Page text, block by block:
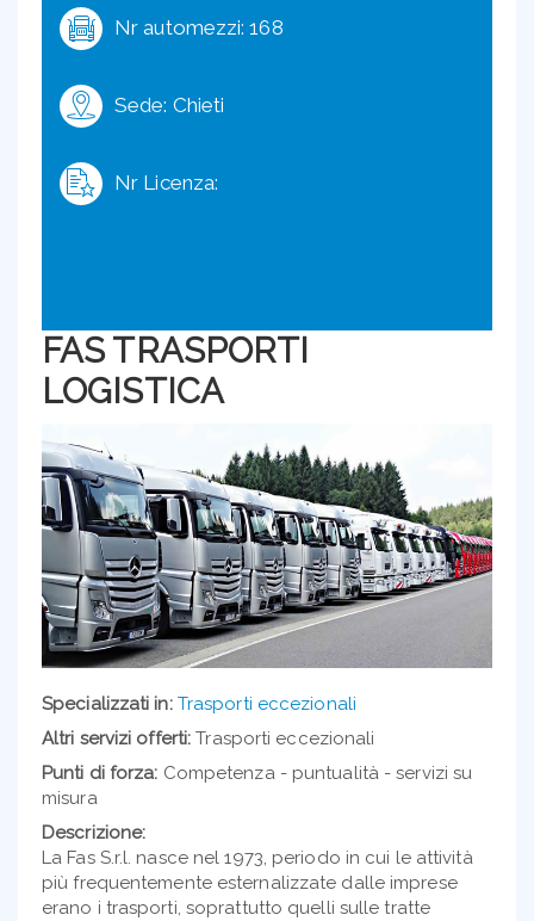
Nr automezzi: 168
Sede: Chieti
Nr Licenza:
FAS TRASPORTI
LOGISTICA
Specializzati in: Trasporti eccezionali
Altri servizi offerti:Trasporti eccezionali
Punti di forza: Competenza - puntualità - servizi su
misura
Descrizione:
La Fas S.r.l. nasce nel 1973, periodo in cui le attività
più frequentemente esternalizzate dalle imprese
erano i trasporti, soprattutto quelli sulle tratte